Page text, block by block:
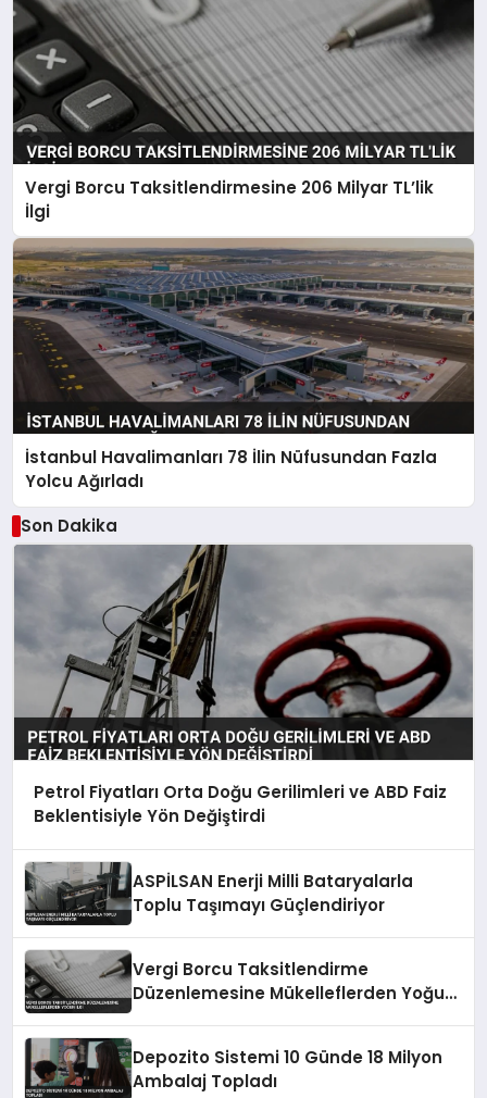
Vergi Borcu Taksitlendirmesine 206 Milyar TL’lik
İlgi
İstanbul Havalimanları 78 İlin Nüfusundan Fazla
Yolcu Ağırladı
Son Dakika
Petrol Fiyatları Orta Doğu Gerilimleri ve ABD Faiz
Beklentisiyle Yön Değiştirdi
ASPİLSAN Enerji Milli Bataryalarla
Toplu Taşımayı Güçlendiriyor
Vergi Borcu Taksitlendirme
Düzenlemesine Mükelleflerden Yoğun
Depozito Sistemi 10 Günde 18 Milyon
Ambalaj Topladı